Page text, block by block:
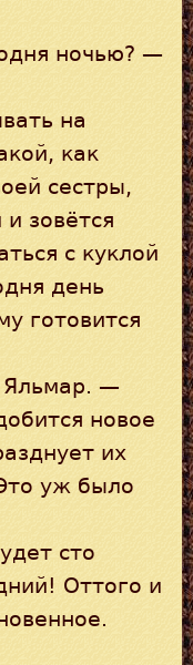
ночью? —
на
как
сестры,
зовётся
с куклой
день
готовится
—
новое
их
уж было
сто
Оттого и